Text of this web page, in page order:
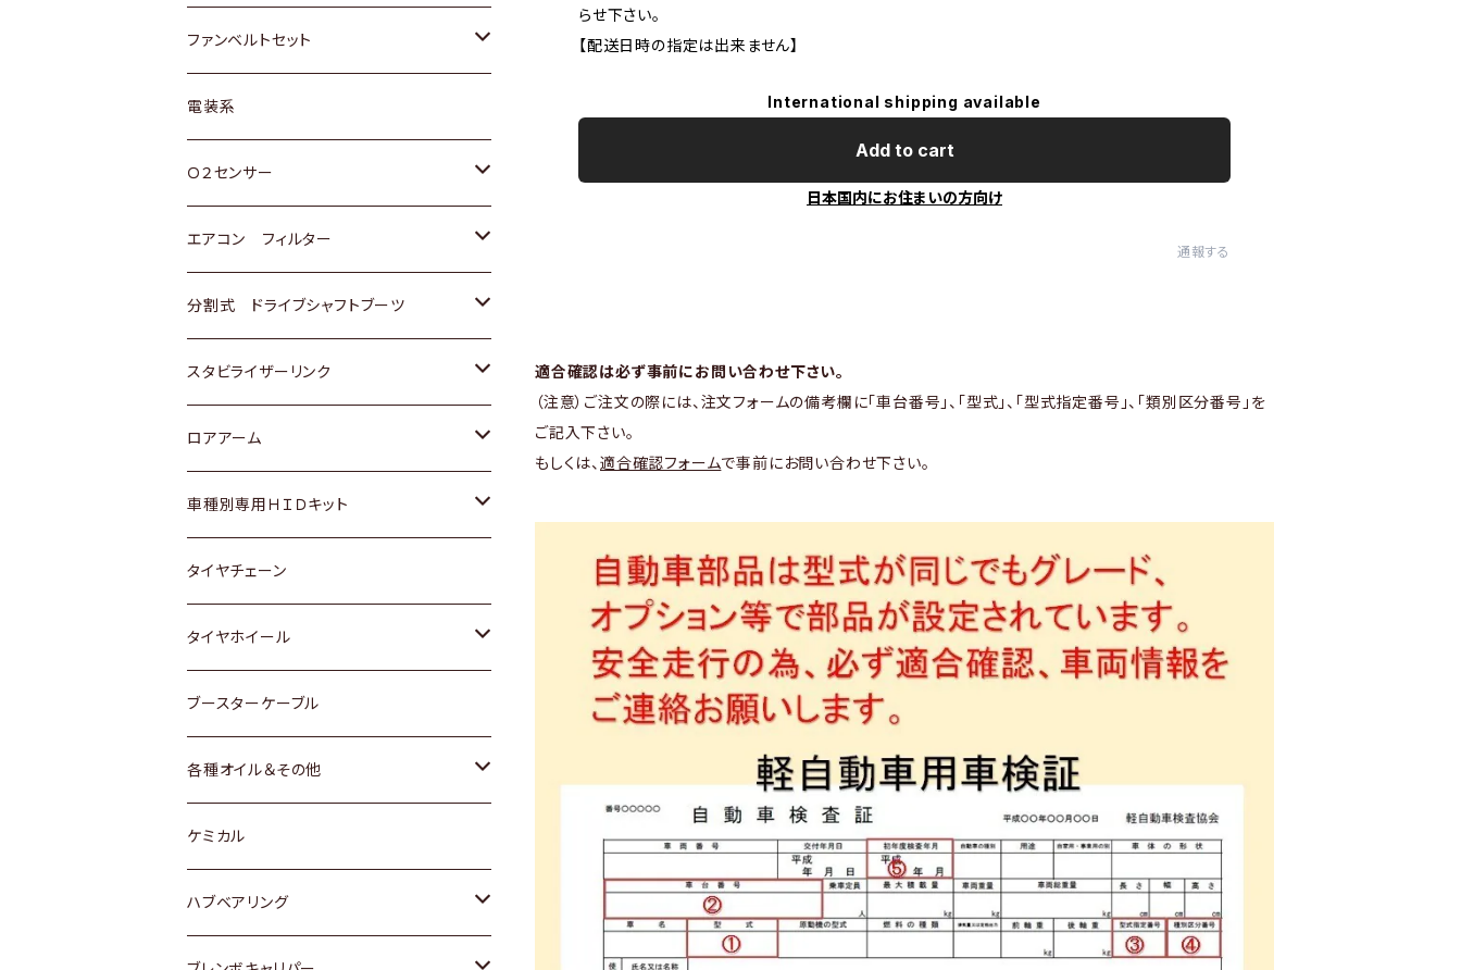
らせ下さい。
【配送日時の指定は出来ません】
International shipping available
Add to cart
日本国内にお住まいの方向け
通報する
適合確認は必ず事前にお問い合わせ下さい。
（注意）ご注文の際には、注文フォームの備考欄に「車台番号」、「型式」、「型式指定番号」、「類別区分番号」を
ご記入下さい。
もしくは、 適合確認フォームで事前にお問い合わせ下さい。
スバル
日野
マツダ
三菱
スバル
マツダ
ダイハツ
マツダ
三菱
スバル
スズキ
日産
ダイハツ
マツダ
三菱
スバル
トヨタ
スズキ
ダイハツ
三菱
スバル
ファンベルトセット
トヨタ
ホンダ
スズキ
日産
いすゞ
ダイハツ
マツダ
三菱
スバル
レクサス
電装系
Ｏ２センサー
トヨタ
ホンダ
スズキ
日産
ダイハツ
マツダ
三菱
スバル
エアコン フィルター
トヨタ
ホンダ
スズキ
日産
いすゞ
ダイハツ
マツダ
三菱
スバル
分割式 ドライブシャフトブーツ
トヨタ
ホンダ
スズキ
日産
ダイハツ
スバル
スタビライザーリンク
トヨタ
ホンダ
スズキ
日産
ダイハツ
マツダ
ロアアーム
ホンダ
スズキ
日産
ダイハツ
マツダ
スバル
車種別専用ＨＩＤキット
トヨタ
マツダ
タイヤチェーン
タイヤホイール
トヨタ
ホンダ
スズキ
日産
ブースターケーブル
各種オイル＆その他
ディーデル洗浄添加剤
ケミカル
ハブベアリング